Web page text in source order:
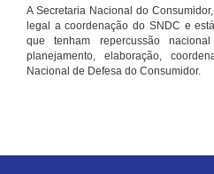
A Secretaria Nacional do
legal a coordenação do SNDC e
que tenham repercussão
planejamento, elaboração,
Nacional de Defesa do Consumidor.